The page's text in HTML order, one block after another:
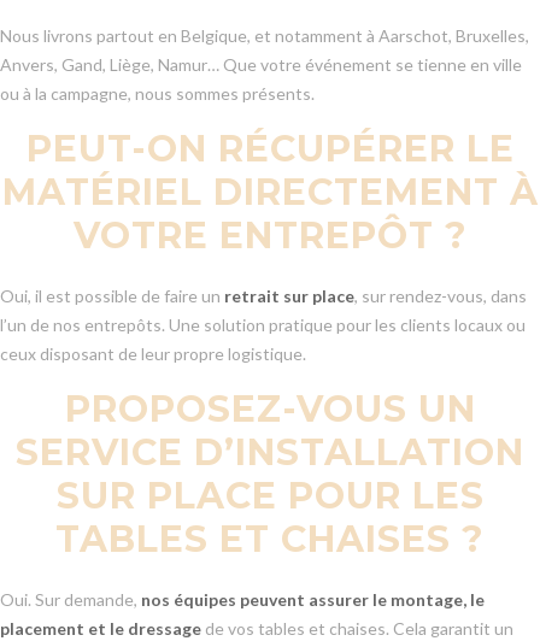
Nous livrons partout en Belgique, et notamment à Aarschot, Bruxelles,
Anvers, Gand, Liège, Namur… Que votre événement se tienne en ville
ou à la campagne, nous sommes présents.
PEUT-ON RÉCUPÉRER LE
MATÉRIEL DIRECTEMENT À
VOTRE ENTREPÔT ?
Oui, il est possible de faire un retrait sur place, sur rendez-vous, dans
l’un de nos entrepôts. Une solution pratique pour les clients locaux ou
ceux disposant de leur propre logistique.
PROPOSEZ-VOUS UN
SERVICE D’INSTALLATION
SUR PLACE POUR LES
TABLES ET CHAISES ?
Oui. Sur demande, nos équipes peuvent assurer le montage, le
placement et le dressage de vos tables et chaises. Cela garantit un